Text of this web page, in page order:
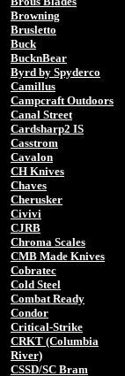
Browning
Brusletto
Buck
BucknBear
Byrd by Spyderco
Camillus
Campcraft Outdoors
Canal Street
Cardsharp2 IS
Casstrom
Cavalon
CH Knives
Chaves
Cherusker
Civivi
CJRB
Chroma Scales
CMB Made Knives
Cobratec
Cold Steel
Combat Ready
Condor
Critical-Strike
CRKT (Columbia
River)
CSSD/SC Bram